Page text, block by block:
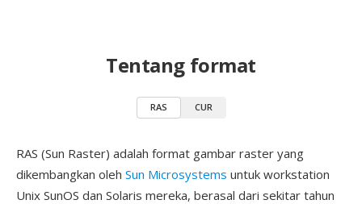
Tentang format
RAS CUR
RAS (Sun Raster) adalah format gambar raster yang
dikembangkan oleh Sun Microsystems untuk workstation
Unix SunOS dan Solaris mereka, berasal dari sekitar tahun